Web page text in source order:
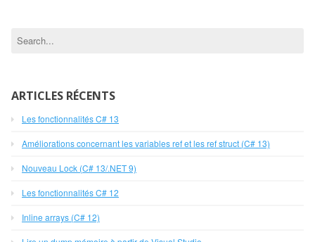
ARTICLES RÉCENTS
Les fonctionnalités C# 13
Améliorations concernant les variables ref et les ref struct (C# 13)
Nouveau Lock (C# 13/.NET 9)
Les fonctionnalités C# 12
Inline arrays (C# 12)